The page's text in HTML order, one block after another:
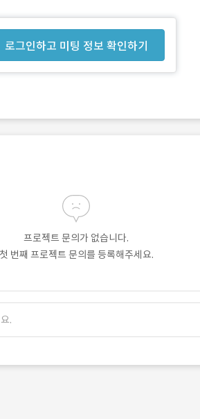
로그인하고 미팅 정보 확인하기
프로젝트 문의가 없습니다.
첫 번째 프로젝트 문의를 등록해주세요.
.